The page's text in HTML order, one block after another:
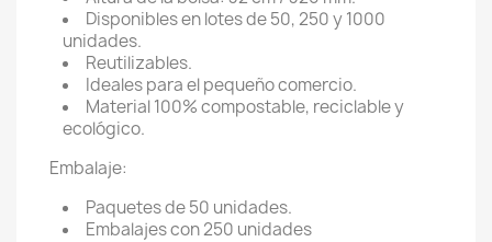
Disponibles en lotes de 50, 250 y 1000
unidades.
Reutilizables.
Ideales para el pequeño comercio.
Material 100% compostable, reciclable y
ecológico.
Embalaje:
Paquetes de 50 unidades.
Embalajes con 250 unidades